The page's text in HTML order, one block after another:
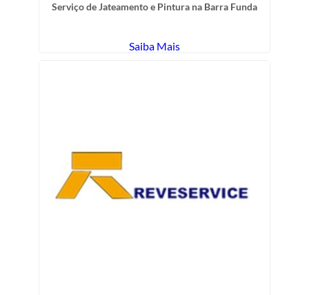
Serviço de Jateamento e Pintura na Barra Funda
Saiba Mais